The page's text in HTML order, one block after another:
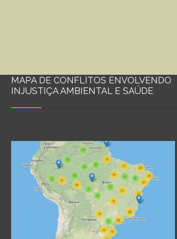
MAPA DE CONFLITOS ENVOLVENDO
INJUSTIÇA AMBIENTAL E SAÚDE